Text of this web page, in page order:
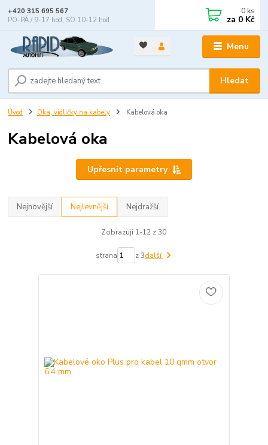
Menu
Hledat
+420 315 695 567
PO-PÁ / 9-17 hod, SO 10-12 hod
0 ks
za 0 Kč
Úvod Oka, vidličky na kabely Kabelová oka
Kabelová oka
Upřesnit parametry
Nejnovější Nejlevnější Nejdražší
Zobrazuji 1-12 z 30
strana z 3další